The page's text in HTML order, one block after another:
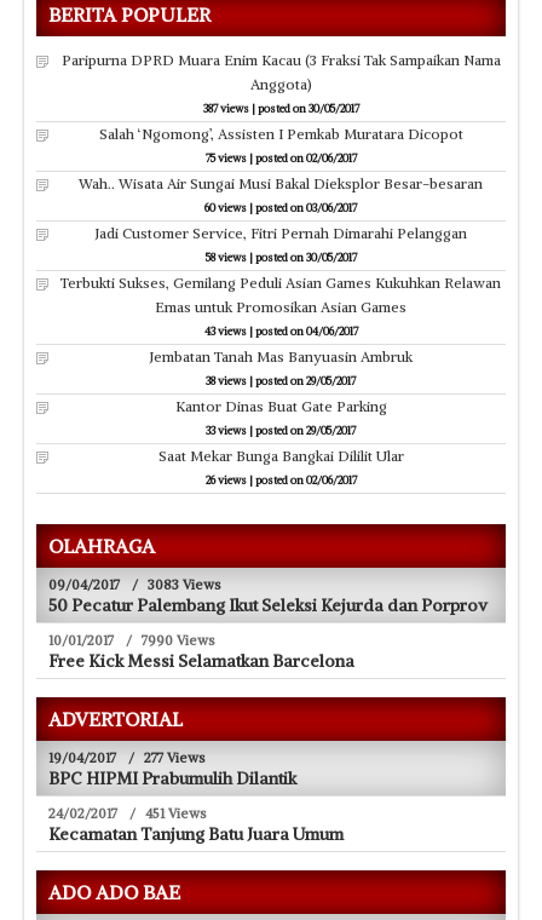
BERITA POPULER
Paripurna DPRD Muara Enim Kacau (3 Fraksi Tak Sampaikan Nama
Anggota)
387 views|posted on 30/05/2017
Salah ‘Ngomong’, Assisten I Pemkab Muratara Dicopot
75 views|posted on 02/06/2017
Wah.. Wisata Air Sungai Musi Bakal Dieksplor Besar-besaran
60 views |posted on 03/06/2017
Jadi Customer Service, Fitri Pernah Dimarahi Pelanggan
58 views|posted on 30/05/2017
Terbukti Sukses, Gemilang Peduli Asian Games Kukuhkan Relawan
Emas untuk Promosikan Asian Games
43 views|posted on 04/06/2017
Jembatan Tanah Mas Banyuasin Ambruk
38 views |posted on 29/05/2017
Kantor Dinas Buat Gate Parking
33 views |posted on 29/05/2017
Saat Mekar Bunga Bangkai Dililit Ular
26 views|posted on 02/06/2017
OLAHRAGA
09/04/2017 / 3083 Views
50 Pecatur Palembang Ikut Seleksi Kejurda dan Porprov
10/01/2017 / 7990 Views
Free Kick Messi Selamatkan Barcelona
ADVERTORIAL
19/04/2017 / 277 Views
BPC HIPMI Prabumulih Dilantik
24/02/2017 / 451 Views
Kecamatan Tanjung Batu Juara Umum
ADO ADO BAE